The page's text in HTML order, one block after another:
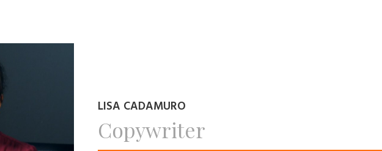
LISA CADAMURO
Copywriter